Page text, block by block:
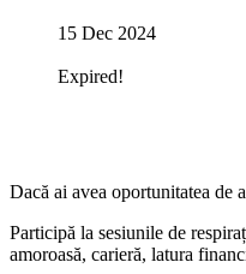
15 Dec 2024
Expired!
Dacă ai avea oportunitatea de
Participă la sesiunile de
amoroasă, carieră, latura